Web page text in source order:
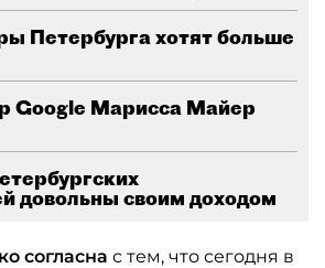
Петербурга хотят больше
Google Марисса Майер
довольны своим доходом
согласна с тем, что сегодня в